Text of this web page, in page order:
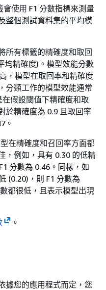
使用 F1 分數指標來測量
整個測試資料集的平均模
所有標籤的精確度和取回
均精確度)。模型效能分數
，模型在取回率和精確度
分類工作的模型效能通常
假設閾值下精確度和取
於精確度為 0.9 且取回率
。
在精確度和召回率方面都
，例如，具有 0.30 的低精
分數為 0.46。同樣，如
(0.20)，則 F1 分數為
都很低，且表示模型出現
。
據您的應用程式而定，您